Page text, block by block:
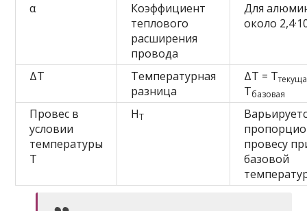
α
Коэффициент
теплового
расширения
провода
Для
около
ΔT
Температурная
разница
ΔT = T
Tбазовая
Провес в
условии
температуры
T
HT
провесу
базовой